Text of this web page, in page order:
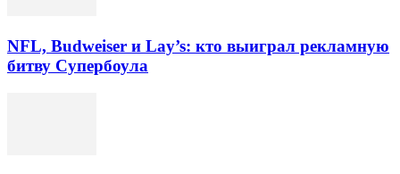
NFL, Budweiser и Lay’s: кто выиграл рекламную
битву Супербоула